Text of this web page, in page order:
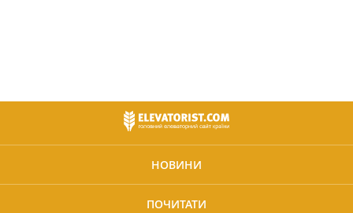
НОВИНИ
ПОЧИТАТИ